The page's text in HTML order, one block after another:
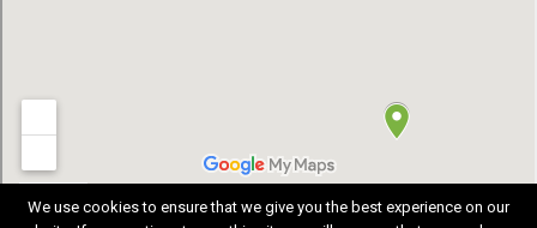
We use cookies to ensure that we give you the best experience on our